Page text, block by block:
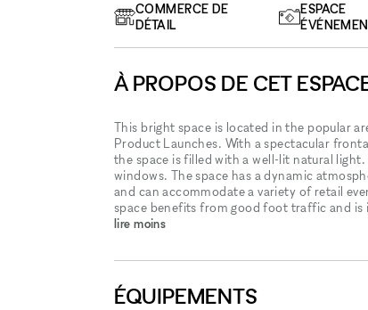
COMMERCE DE
DÉTAIL
ESPACE
À PROPOS DE CET
This bright space is located in the popular
Product Launches. With a spectacular
the space is filled with a well-lit natural
windows. The space has a dynamic
and can accommodate a variety of retail
space benefits from good foot traffic and is
lire moins
ÉQUIPEMENTS